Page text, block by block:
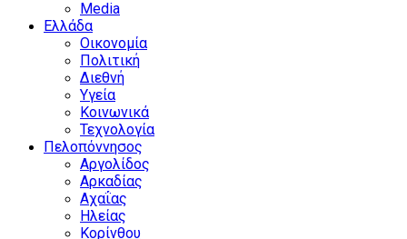
Media
Ελλάδα
Οικονομία
Πολιτική
Διεθνή
Υγεία
Κοινωνικά
Τεχνολογία
Πελοπόννησος
Αργολίδος
Αρκαδίας
Αχαΐας
Ηλείας
Κορίνθου